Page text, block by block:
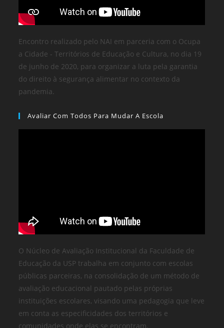
Encontro realizado pelo NAI em parceria com o Ocupa
a Cidade - Territórios de Educação e Cultura, no dia 19
de junho de 2020, para organizar a luta pela garantia
do direito à segurança alimentar no contexto da
pandemia.
Avaliar Com Todos Para Mudar A Escola
O Núcleo de Avaliação Institucional da Faculdade de
Educação da USP trabalha em conjunto com escolas
públicas parceiras, na consolidação de um método de
avaliação educacional pautado pelas próprias
instituições escolares, visando uma pedagogia que leve
em conta as especificidades dos territórios e
comunidades onde elas se encontram.